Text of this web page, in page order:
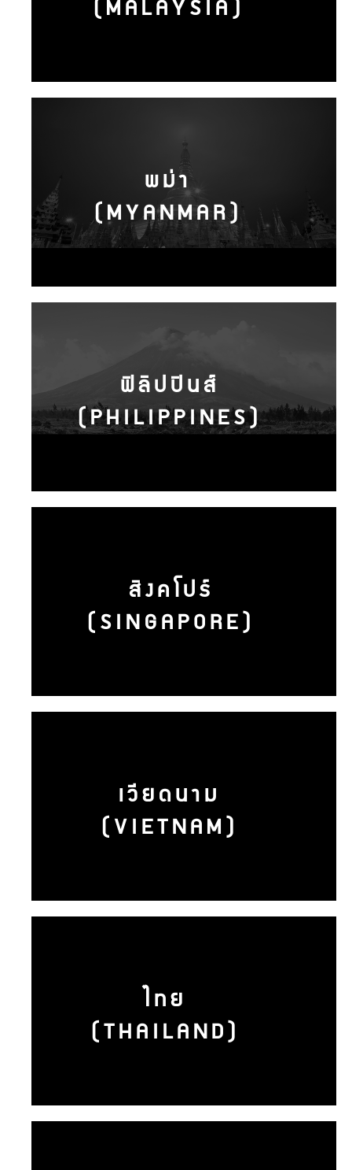
(MALAYSIA)
พม่า
(MYANMAR)
ฟิลิปปินส์
(PHILIPPINES)
สิงคโปร์
(SINGAPORE)
เวียดนาม
(VIETNAM)
ไทย
(THAILAND)